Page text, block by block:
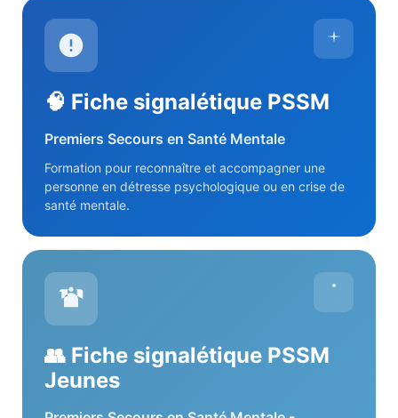
🧠 Fiche signalétique PSSM
Premiers Secours en Santé Mentale
Formation pour reconnaître et accompagner une
personne en détresse psychologique ou en crise de
santé mentale.
👥 Fiche signalétique PSSM
Jeunes